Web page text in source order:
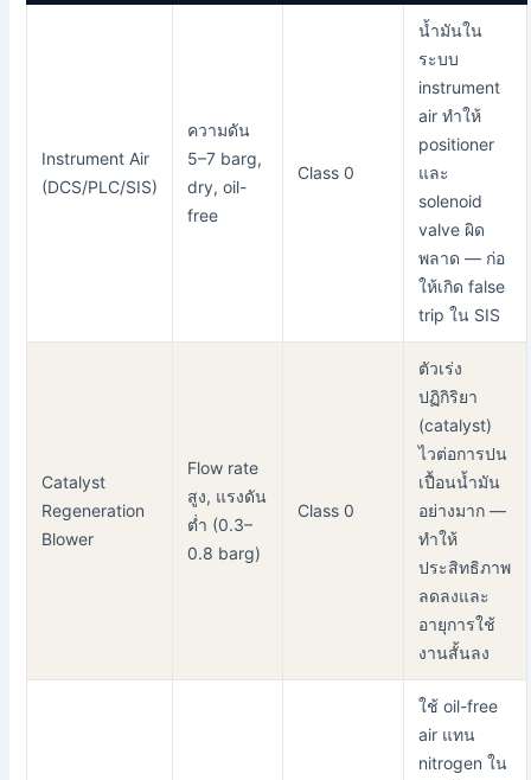
Instrument Air
(DCS/PLC/SIS)
ความดัน
5–7 barg,
dry, oil-
free
Class 0
น้ำมันใน
ระบบ
instrument
air ทำให้
positioner
และ
solenoid
valve ผิด
พลาด — ก่อ
ให้เกิด false
trip ใน SIS
Catalyst
Regeneration
Blower
Flow rate
สูง, แรงดัน
ต่ำ (0.3–
0.8 barg)
Class 0
ตัวเร่ง
ปฏิกิริยา
(catalyst)
ไวต่อการปน
เปื้อนน้ำมัน
อย่างมาก —
ทำให้
ประสิทธิภาพ
ลดลงและ
อายุการใช้
งานสั้นลง
ใช้ oil-free
air แทน
nitrogen ใน